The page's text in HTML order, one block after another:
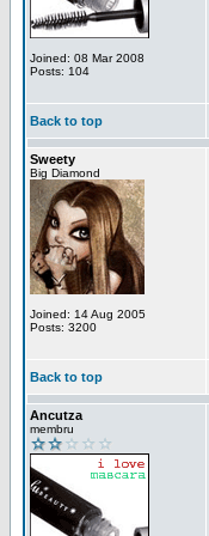
Joined: 08 Mar 2008
Posts: 104
Back to top
Sweety
Big Diamond
Joined: 14 Aug 2005
Posts: 3200
Back to top
Ancutza
membru